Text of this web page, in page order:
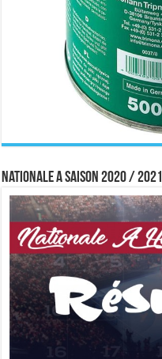
Nationale A saison 2020 / 2021